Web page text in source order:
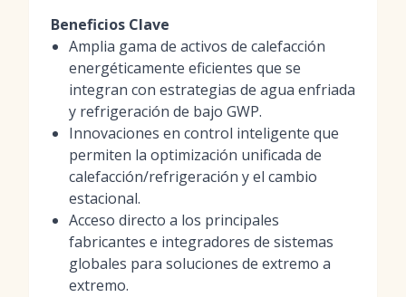
Beneficios Clave
Amplia gama de activos de calefacción
energéticamente eficientes que se
integran con estrategias de agua enfriada
y refrigeración de bajo GWP.
Innovaciones en control inteligente que
permiten la optimización unificada de
calefacción/refrigeración y el cambio
estacional.
Acceso directo a los principales
fabricantes e integradores de sistemas
globales para soluciones de extremo a
extremo.